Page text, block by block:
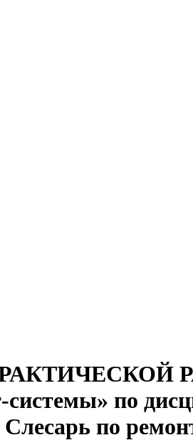
системы» по
по